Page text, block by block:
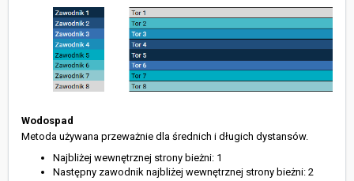
Wodospad
Metoda używana przeważnie dla średnich i długich dystansów.
Najbliżej wewnętrznej strony bieżni: 1
Następny zawodnik najbliżej wewnętrznej strony bieżni: 2